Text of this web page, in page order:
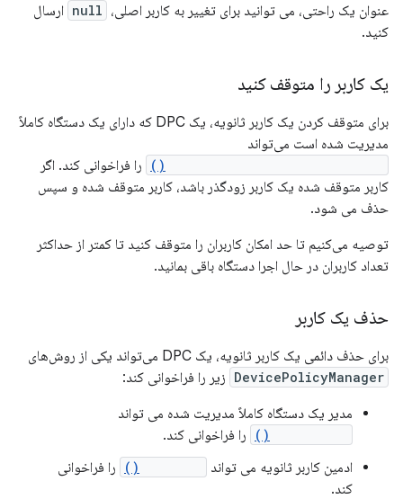
عنوان یک راحتی، می توانید برای تغییر به کاربر اصلی، null ارسال
کنید.
یک کاربر را متوقف کنید
برای متوقف کردن یک کاربر ثانویه، یک DPC که دارای یک دستگاه کاملاً
مدیریت شده است می‌تواند
را فراخوانی کند. اگر
کاربر متوقف شده یک کاربر زودگذر باشد، کاربر متوقف شده و سپس
حذف می شود.
توصیه می‌کنیم تا حد امکان کاربران را متوقف کنید تا کمتر از حداکثر
تعداد کاربران در حال اجرا دستگاه باقی بمانید.
حذف یک کاربر
برای حذف دائمی یک کاربر ثانویه، یک DPC می‌تواند یکی از روش‌های
DevicePolicyManager زیر را فراخوانی کند:
مدیر یک دستگاه کاملاً مدیریت شده می تواند
را فراخوانی کند.
ادمین کاربر ثانویه می تواند
را فراخوانی
کند.